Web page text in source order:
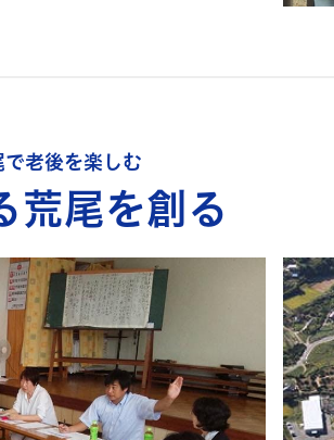
老後を楽しむ
荒尾を創る